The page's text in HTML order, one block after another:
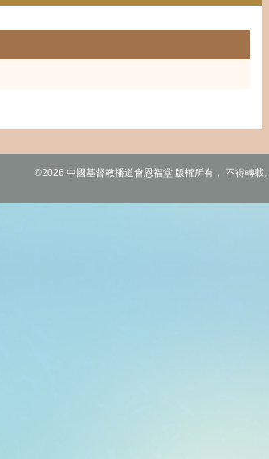
©2026 中國基督教播道會恩福堂 版權所有， 不得轉載。